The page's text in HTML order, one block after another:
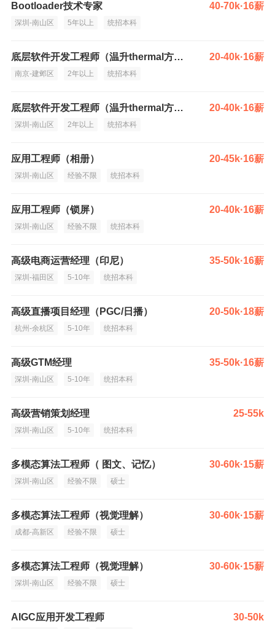
Bootloader技术专家 40-70k·16薪
深圳-南山区 5年以上 统招本科
底层软件开发工程师（温升thermal方向） 20-40k·16薪
南京-建邺区 2年以上 统招本科
底层软件开发工程师（温升thermal方向） 20-40k·16薪
深圳-南山区 2年以上 统招本科
应用工程师（相册） 20-45k·16薪
深圳-南山区 经验不限 统招本科
应用工程师（锁屏） 20-40k·16薪
深圳-南山区 经验不限 统招本科
高级电商运营经理（印尼） 35-50k·16薪
深圳-福田区 5-10年 统招本科
高级直播项目经理（PGC/日播） 20-50k·18薪
杭州-余杭区 5-10年 统招本科
高级GTM经理 35-50k·16薪
深圳-南山区 5-10年 统招本科
高级营销策划经理 25-55k
深圳-南山区 5-10年 统招本科
多模态算法工程师（ 图文、记忆） 30-60k·15薪
深圳-南山区 经验不限 硕士
多模态算法工程师（视觉理解） 30-60k·15薪
成都-高新区 经验不限 硕士
多模态算法工程师（视觉理解） 30-60k·15薪
深圳-南山区 经验不限 硕士
AIGC应用开发工程师 30-50k